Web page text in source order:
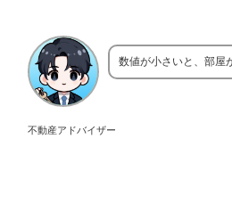
不動産アドバイザー
数値が小さいと、部屋